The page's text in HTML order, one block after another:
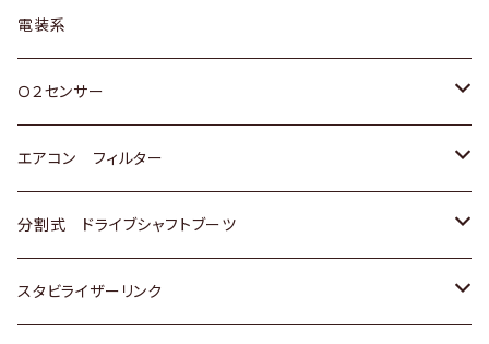
日野
三菱
スバル
マツダ
三菱
スバル
日産
ダイハツ
マツダ
三菱
スバル
スズキ
ダイハツ
三菱
スバル
トヨタ
ホンダ
スズキ
日産
いすゞ
電装系
Ｏ２センサー
トヨタ
ホンダ
スズキ
エアコン フィルター
トヨタ
ホンダ
分割式 ドライブシャフトブーツ
トヨタ
スタビライザーリンク